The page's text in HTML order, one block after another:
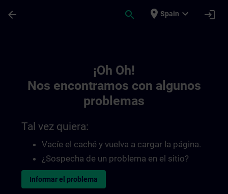
arrow_back search place Spain expand_more login
¡Oh Oh!
Nos encontramos con algunos
problemas
Tal vez quiera:
Vacíe el caché y vuelva a cargar la página.
¿Sospecha de un problema en el sitio?
Informar el problema